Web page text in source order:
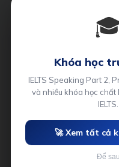
Luyện thi IELTS
Khóa học
IELTS Speaking Part 2,
và nhiều khóa học chất
IELTS.
🚀 Xem tất cả
Để sau